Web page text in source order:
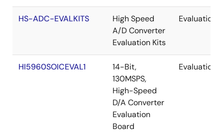
HS-ADC-EVALKITS
High Speed
A/D Converter
Evaluation Kits
Evaluation
HI5960SOICEVAL1
14-Bit,
130MSPS,
High-Speed
D/A Converter
Evaluation
Board
Evaluation